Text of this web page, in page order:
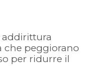
addirittura
che peggiorano
per ridurre il